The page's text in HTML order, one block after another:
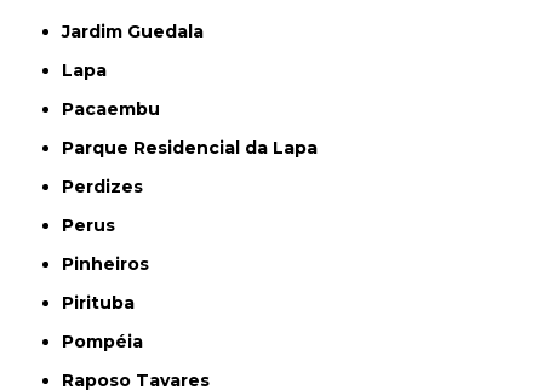
Jardim Guedala
Lapa
Pacaembu
Parque Residencial da Lapa
Perdizes
Perus
Pinheiros
Pirituba
Pompéia
Raposo Tavares